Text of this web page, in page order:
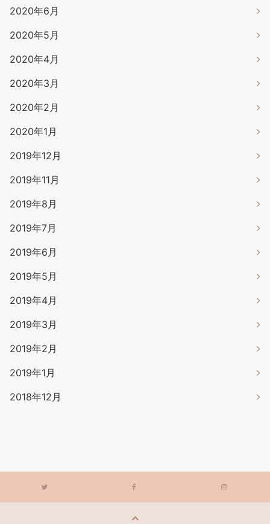
2020年6月
2020年5月
2020年4月
2020年3月
2020年2月
2020年1月
2019年12月
2019年11月
2019年8月
2019年7月
2019年6月
2019年5月
2019年4月
2019年3月
2019年2月
2019年1月
2018年12月